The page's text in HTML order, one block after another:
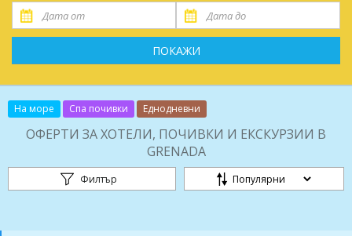
ПОКАЖИ
На море Спа почивки Еднодневни
ОФЕРТИ ЗА ХОТЕЛИ, ПОЧИВКИ И ЕКСКУРЗИИ В
GRENADA
Филтър